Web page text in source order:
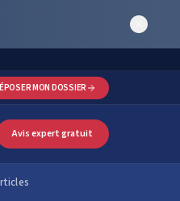
risques et solutions
MON DOSSIER
Avis expert gratuit